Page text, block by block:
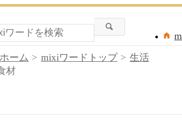
ーム
mixiワードトップ
生活
材